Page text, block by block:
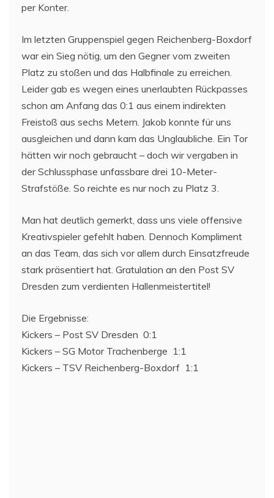
per Konter.
Im letzten Gruppenspiel gegen Reichenberg-Boxdorf
war ein Sieg nötig, um den Gegner vom zweiten
Platz zu stoßen und das Halbfinale zu erreichen.
Leider gab es wegen eines unerlaubten Rückpasses
schon am Anfang das 0:1 aus einem indirekten
Freistoß aus sechs Metern. Jakob konnte für uns
ausgleichen und dann kam das Unglaubliche. Ein Tor
hätten wir noch gebraucht – doch wir vergaben in
der Schlussphase unfassbare drei 10-Meter-
Strafstöße. So reichte es nur noch zu Platz 3.
Man hat deutlich gemerkt, dass uns viele offensive
Kreativspieler gefehlt haben. Dennoch Kompliment
an das Team, das sich vor allem durch Einsatzfreude
stark präsentiert hat. Gratulation an den Post SV
Dresden zum verdienten Hallenmeistertitel!
Die Ergebnisse:
Kickers – Post SV Dresden 0:1
Kickers – SG Motor Trachenberge 1:1
Kickers – TSV Reichenberg-Boxdorf 1:1